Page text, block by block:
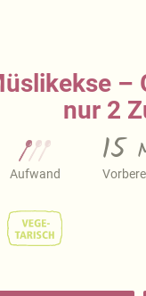
–
nur 2
Aufwand
15